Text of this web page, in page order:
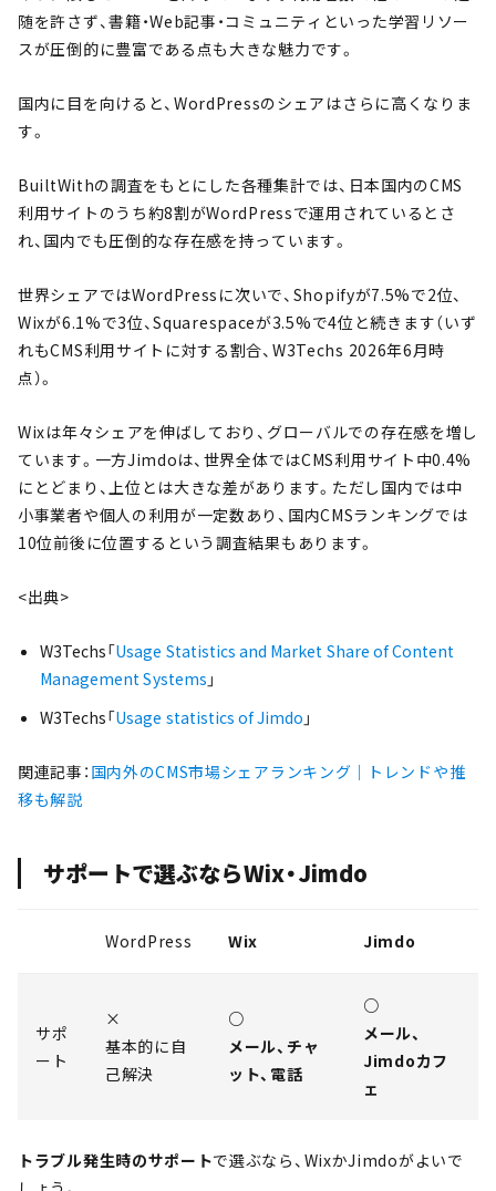
随を許さず、書籍・Web記事・コミュニティといった学習リソー
スが圧倒的に豊富である点も大きな魅力です。
国内に目を向けると、WordPressのシェアはさらに高くなりま
す。
BuiltWithの調査をもとにした各種集計では、日本国内のCMS
利用サイトのうち約8割がWordPressで運用されているとさ
れ、国内でも圧倒的な存在感を持っています。
世界シェアではWordPressに次いで、Shopifyが7.5%で2位、
Wixが6.1%で3位、Squarespaceが3.5%で4位と続きます（いず
れもCMS利用サイトに対する割合、W3Techs 2026年6月時
点）。
Wixは年々シェアを伸ばしており、グローバルでの存在感を増し
ています。一方Jimdoは、世界全体ではCMS利用サイト中0.4%
にとどまり、上位とは大きな差があります。ただし国内では中
小事業者や個人の利用が一定数あり、国内CMSランキングでは
10位前後に位置するという調査結果もあります。
<出典>
W3Techs「Usage Statistics and Market Share of Content
Management Systems 」
W3Techs「Usage statistics of Jimdo 」
関連記事：国内外のCMS市場シェアランキング｜トレンドや推
移も解説
サポートで選ぶならWix・Jimdo
WordPress Wix Jimdo
サポ
ート
×
基本的に自
己解決
○
メール、チャ
ット、電話
○
メール、
Jimdoカフ
ェ
トラブル発生時のサポートで選ぶなら、WixかJimdoがよいで